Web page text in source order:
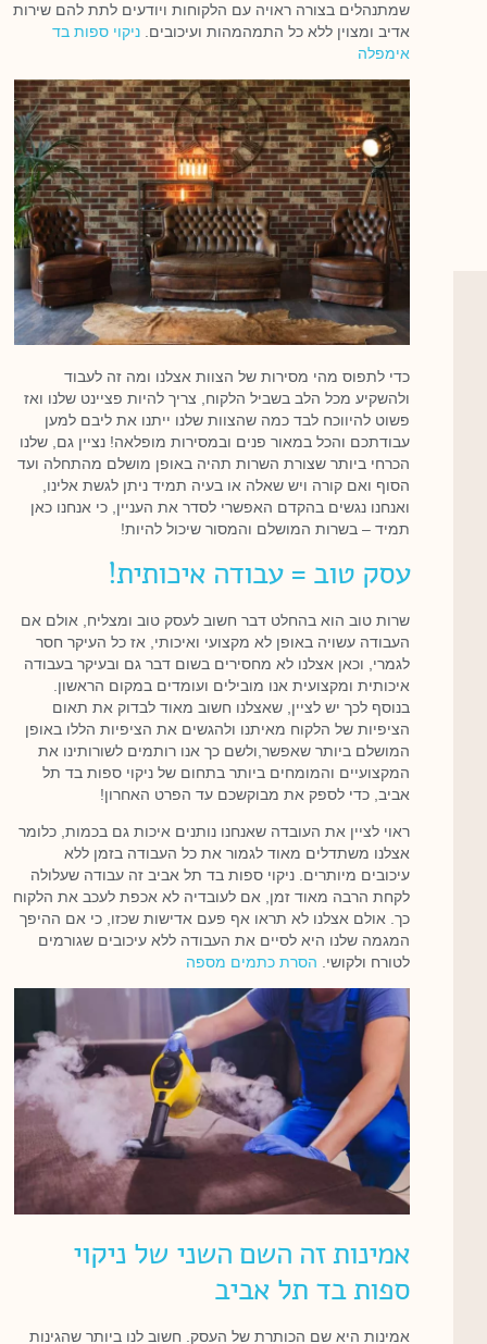
שמתנהלים בצורה ראויה עם הלקוחות ויודעים לתת להם שירות
אדיב ומצוין ללא כל התמהמהות ועיכובים. ניקוי ספות בד
אימפלה
כדי לתפוס מהי מסירות של הצוות אצלנו ומה זה לעבוד
ולהשקיע מכל הלב בשביל הלקוח, צריך להיות פציינט שלנו ואז
פשוט להיווכח לבד כמה שהצוות שלנו ייתנו את ליבם למען
עבודתכם והכל במאור פנים ובמסירות מופלאה! נציין גם, שלנו
הכרחי ביותר שצורת השרות תהיה באופן מושלם מהתחלה ועד
הסוף ואם קורה ויש שאלה או בעיה תמיד ניתן לגשת אלינו,
ואנחנו נגשים בהקדם האפשרי לסדר את העניין, כי אנחנו כאן
תמיד – בשרות המושלם והמסור שיכול להיות!
עסק טוב = עבודה איכותית!
שרות טוב הוא בהחלט דבר חשוב לעסק טוב ומצליח, אולם אם
העבודה עשויה באופן לא מקצועי ואיכותי, אז כל העיקר חסר
לגמרי, וכאן אצלנו לא מחסירים בשום דבר גם ובעיקר בעבודה
איכותית ומקצועית אנו מובילים ועומדים במקום הראשון.
בנוסף לכך יש לציין, שאצלנו חשוב מאוד לבדוק את תאום
הציפיות של הלקוח מאיתנו ולהגשים את הציפיות הללו באופן
המושלם ביותר שאפשר,ולשם כך אנו רותמים לשורותינו את
המקצועיים והמומחים ביותר בתחום של ניקוי ספות בד תל
אביב, כדי לספק את מבוקשכם עד הפרט האחרון!
ראוי לציין את העובדה שאנחנו נותנים איכות גם בכמות, כלומר
אצלנו משתדלים מאוד לגמור את כל העבודה בזמן ללא
עיכובים מיותרים. ניקוי ספות בד תל אביב זה עבודה שעלולה
לקחת הרבה מאוד זמן, אם לעובדיה לא אכפת לעכב את הלקוח
כך. אולם אצלנו לא תראו אף פעם אדישות שכזו, כי אם ההיפך
המגמה שלנו היא לסיים את העבודה ללא עיכובים שגורמים
לטורח ולקושי. הסרת כתמים מספה
אמינות זה השם השני של ניקוי
ספות בד תל אביב
אמינות היא שם הכותרת של העסק. חשוב לנו ביותר שהגינות